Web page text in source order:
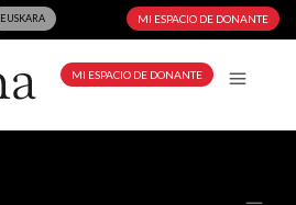
EUSKARA MI ESPACIO DE DONANTE
MI ESPACIO DE DONANTE